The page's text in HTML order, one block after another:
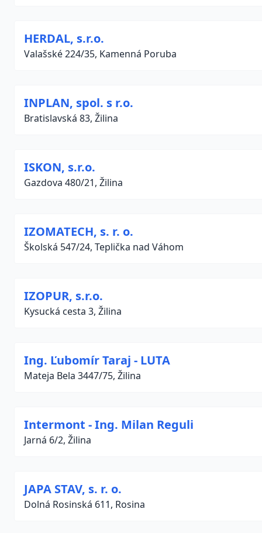
HERDAL, s.r.o.
Valašské 224/35, Kamenná Poruba
INPLAN, spol. s r.o.
Bratislavská 83, Žilina
ISKON, s.r.o.
Gazdova 480/21, Žilina
IZOMATECH, s. r. o.
Školská 547/24, Teplička nad Váhom
IZOPUR, s.r.o.
Kysucká cesta 3, Žilina
Ing. Ľubomír Taraj - LUTA
Mateja Bela 3447/75, Žilina
Intermont - Ing. Milan Reguli
Jarná 6/2, Žilina
JAPA STAV, s. r. o.
Dolná Rosinská 611, Rosina